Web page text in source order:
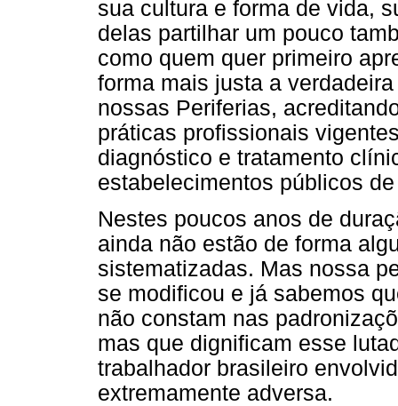
sua cultura e forma de vida,
delas partilhar um pouco
como quem quer primeiro
forma mais justa a
nossas Periferias,
práticas profissionais
diagnóstico e tratamento
estabelecimentos públicos
Nestes poucos anos de
ainda não estão de forma
sistematizadas. Mas nossa
se modificou e já sabemos
não constam nas
mas que dignificam esse
trabalhador brasileiro
extremamente adversa.